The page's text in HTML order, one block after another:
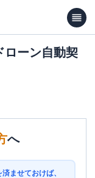
ローン自動契
へ
ませておけば、